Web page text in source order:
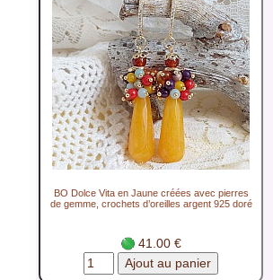
BO Dolce Vita en Jaune créées avec pierres
de gemme, crochets d’oreilles argent 925 doré
41.00 €